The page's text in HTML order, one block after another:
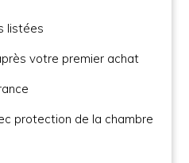
listées
votre premier achat
protection de la chambre